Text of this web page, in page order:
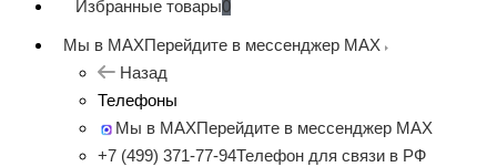
Избранные товары0
Мы в MAXПерейдите в мессенджер MAX
Назад
Телефоны
Мы в MAXПерейдите в мессенджер MAX
+7 (499) 371-77-94Телефон для связи в РФ